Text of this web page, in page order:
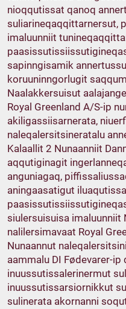
nioqqutissat qanoq
suliarineqaqqittarnersut,
imaluunniit
sapinngisamik
koruuninngorlugit
Naalakkersuisut
Royal Greenland A/S-ip
akiligassiisarnerata,
naleqalersitsineratalu
Kalaallit 2 Nunaanniit
aqqutiginagit
anguniagaq,
aningaasatigut
siulersuisuisa imaluunniit
nalilersimavaat Royal
Nunaannut
aammalu DI Fødevarer-ip
inuussutissalerinermut
inuussutissarsiornikkut
sulinerata akornanni